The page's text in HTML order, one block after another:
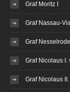
Graf Moritz I
Graf Nassau-
Graf Nesselrode
Graf Nicolaus I.
Graf Nicolaus